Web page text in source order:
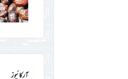
آرکائیوز